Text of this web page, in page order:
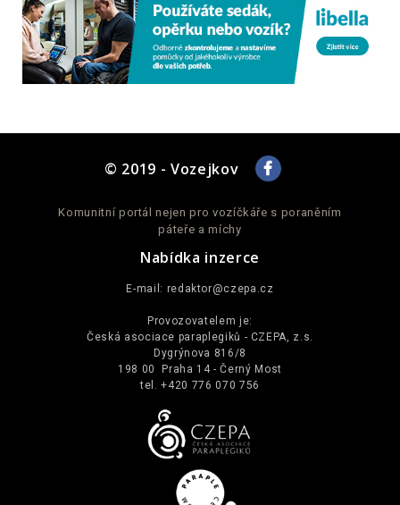
© 2019 - Vozejkov
Komunitní portál nejen pro vozíčkáře s poraněním
páteře a míchy
Nabídka inzerce
E-mail: redaktor@czepa.cz
Provozovatelem je:
Česká asociace paraplegiků - CZEPA, z.s.
Dygrýnova 816/8
198 00 Praha 14 - Černý Most
tel. +420 776 070 756